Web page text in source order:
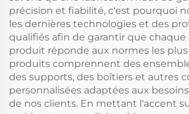
précision et fiabilité, c'est pourquoi
les dernières technologies et des
qualifiés afin de garantir que
produit réponde aux normes les plus
produits comprennent des
des supports, des boîtiers et autres
personnalisées adaptées aux
de nos clients. En mettant l'accent